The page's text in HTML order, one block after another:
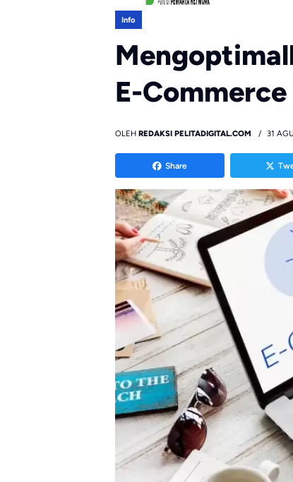
Info
E-Commerce
OLEH REDAKSI PELITADIGITAL.COM 31
Share